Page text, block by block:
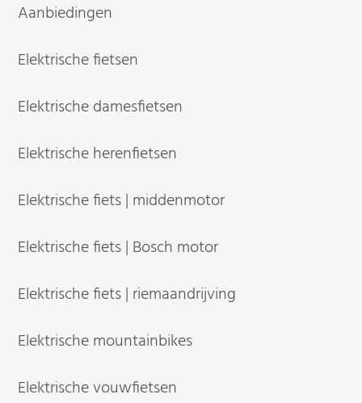
Aanbiedingen
Elektrische fietsen
Elektrische damesfietsen
Elektrische herenfietsen
Elektrische fiets | middenmotor
Elektrische fiets | Bosch motor
Elektrische fiets | riemaandrijving
Elektrische mountainbikes
Elektrische vouwfietsen